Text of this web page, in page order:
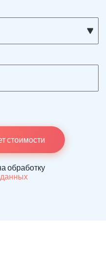
стоимости
обработку